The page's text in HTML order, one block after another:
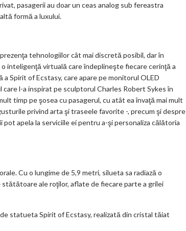
pasagerii au doar un ceas analog sub fereastra
formă a luxului.
tehnologiilor cât mai discretă posibil, dar în
inteligenţă virtuală care îndeplineşte fiecare cerinţă a
Spirit of Ecstasy, care apare pe monitorul OLED
l-a inspirat pe sculptorul Charles Robert Sykes în
timp pe şosea cu pasagerul, cu atât ea învaţă mai mult
privind arta şi traseele favorite -, precum şi despre
apela la serviciile ei pentru a-şi personaliza călătoria
Cu o lungime de 5,9 metri, silueta sa radiază o
ale roţilor, aflate de fiecare parte a grilei
statueta Spirit of Ecstasy, realizată din cristal tăiat